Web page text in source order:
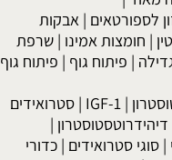
לספורטאים | אבקות
| חומצות אמינו |שרפת
| פיתוח גוף | פיתוח גוף
|
IGF-1
|סטרואידים
דיהידרוטסטוסטרון |
| סוגי סטרואידים | כדורי